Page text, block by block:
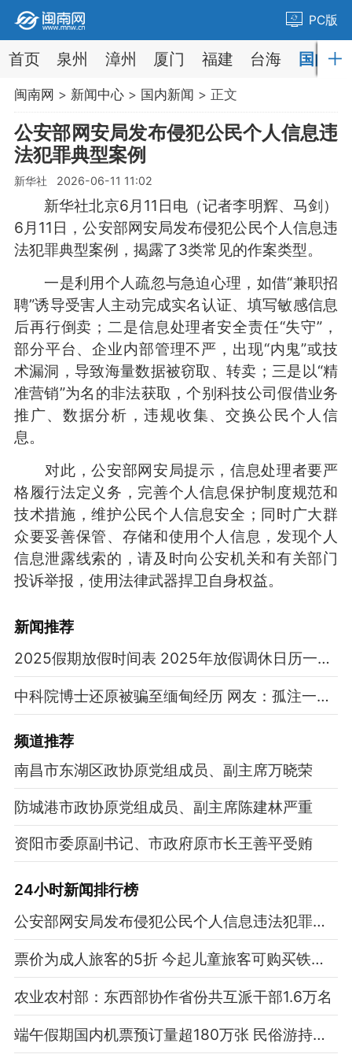
PC版
首页 泉州 漳州 厦门 福建 台海 国内
闽南网 > 新闻中心> 国内新闻 > 正文
公安部网安局发布侵犯公民个人信息违
法犯罪典型案例
新华社 2026-06-11 11:02
新华社北京6月11日电（记者李明辉、马剑）
6月11日，公安部网安局发布侵犯公民个人信息违
法犯罪典型案例，揭露了3类常见的作案类型。
一是利用个人疏忽与急迫心理，如借“兼职招
聘”诱导受害人主动完成实名认证、填写敏感信息
后再行倒卖；二是信息处理者安全责任“失守”，
部分平台、企业内部管理不严，出现“内鬼”或技
术漏洞，导致海量数据被窃取、转卖；三是以“精
准营销”为名的非法获取，个别科技公司假借业务
推广、数据分析，违规收集、交换公民个人信
息。
对此，公安部网安局提示，信息处理者要严
格履行法定义务，完善个人信息保护制度规范和
技术措施，维护公民个人信息安全；同时广大群
众要妥善保管、存储和使用个人信息，发现个人
信息泄露线索的，请及时向公安机关和有关部门
投诉举报，使用法律武器捍卫自身权益。
新闻推荐
2025假期放假时间表 2025年放假调休日历一览表
中科院博士还原被骗至缅甸经历 网友：孤注一掷现实版
频道推荐
南昌市东湖区政协原党组成员、副主席万晓荣
防城港市政协原党组成员、副主席陈建林严重
资阳市委原副书记、市政府原市长王善平受贿
24小时新闻排行榜
公安部网安局发布侵犯公民个人信息违法犯罪典型案例
票价为成人旅客的5折 今起儿童旅客可购买铁路旅游计次票
农业农村部：东西部协作省份共互派干部1.6万名
端午假期国内机票预订量超180万张 民俗游持续升温